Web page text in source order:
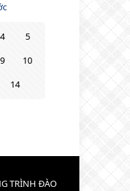
4
5
9
10
14
TRÌNH ĐÀO